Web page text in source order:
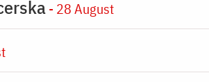
- 28 August